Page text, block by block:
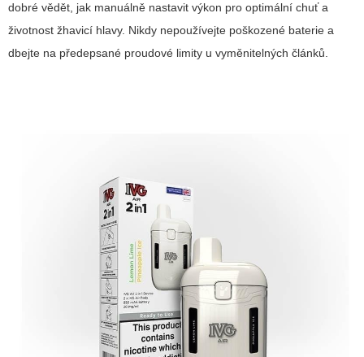
dobré vědět, jak manuálně nastavit výkon pro optimální chuť a
životnost žhavicí hlavy. Nikdy nepoužívejte poškozené baterie a
dbejte na předepsané proudové limity u vyměnitelných článků.